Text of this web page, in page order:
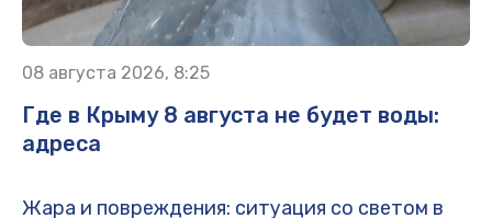
08 августа 2026, 8:25
Где в Крыму 8 августа не будет воды:
адреса
Жара и повреждения: ситуация со светом в